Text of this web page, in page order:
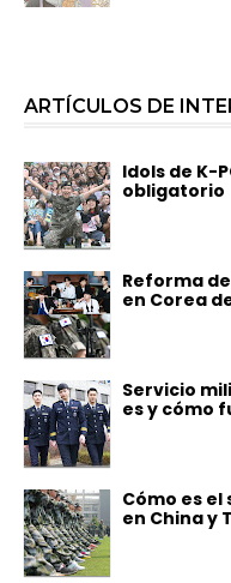
ARTÍCULOS DE
Idols de K-
obligatorio
Reforma
en Corea
Servicio
es y cómo
Cómo es
en China y